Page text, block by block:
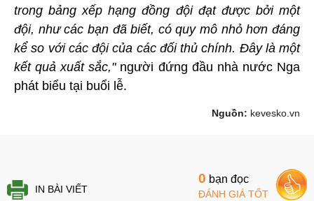
trong bảng xếp hạng đồng đội đạt được bởi một
đội, như các bạn đã biết, có quy mô nhỏ hơn đáng
kể so với các đội của các đối thủ chính. Đây là một
kết quả xuất sắc," người đứng đầu nhà nước Nga
phát biểu tại buổi lễ.
Nguồn: kevesko.vn
IN BÀI VIẾT
0 bạn đọc
ĐÁNH GIÁ TỐT